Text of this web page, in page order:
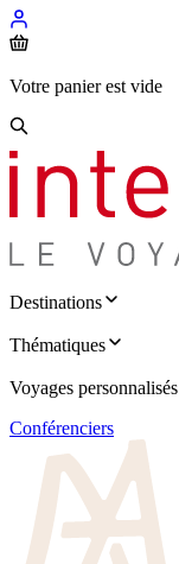
Votre panier est vide
Destinations
Thématiques
Voyages personnalisés
Conférenciers